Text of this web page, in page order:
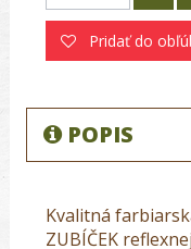
Pridať do
POPIS
Kvalitná
ZUBÍČEK